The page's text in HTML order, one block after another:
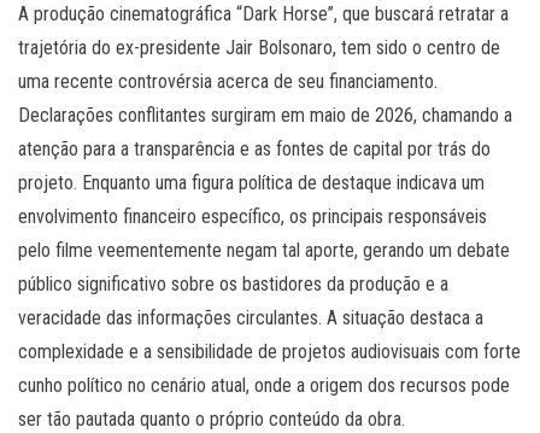
A produção cinematográfica “Dark Horse”, que buscará retratar a
trajetória do ex-presidente Jair Bolsonaro, tem sido o centro de
uma recente controvérsia acerca de seu financiamento.
Declarações conflitantes surgiram em maio de 2026, chamando a
atenção para a transparência e as fontes de capital por trás do
projeto. Enquanto uma figura política de destaque indicava um
envolvimento financeiro específico, os principais responsáveis
pelo filme veementemente negam tal aporte, gerando um debate
público significativo sobre os bastidores da produção e a
veracidade das informações circulantes. A situação destaca a
complexidade e a sensibilidade de projetos audiovisuais com forte
cunho político no cenário atual, onde a origem dos recursos pode
ser tão pautada quanto o próprio conteúdo da obra.